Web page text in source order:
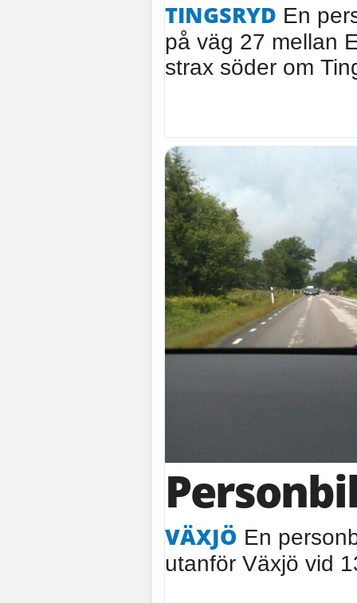
TINGSRYD En
på väg 27 mellan
strax söder om
VÄXJÖ En
utanför Växjö vid